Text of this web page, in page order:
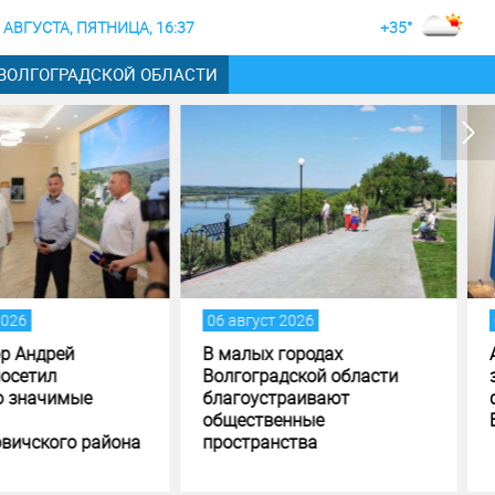
АВГУСТА, ПЯТНИЦА, 16:37 +35°
ОБЛАСТИ
2026
городах
области
05 август 2026
Андрей Бочаров поставил
задачи по исполнению и
формированию бюджета
Волгоградской области